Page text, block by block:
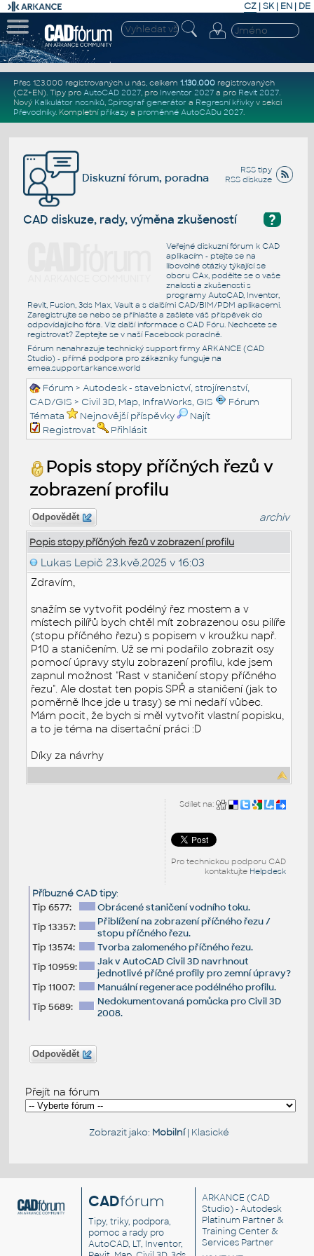
CZ | SK| EN | DE
Přes 123.000 registrovaných u nás, celkem 1.130.000registrovaných
(CZ+EN). Tipy pro AutoCAD 2027, pro Inventor 2027a pro Revit 2027.
Nový Kalkulátor nosníků, Spirograf generátor a Regresní křivkyv sekci
Převodníky. Kompletní příkazya proměnné AutoCADu 2027.
RSS tipy
RSS diskuze
Diskuzní fórum, poradna
?
CAD diskuze, rady, výměna zkušeností
Veřejné diskuzní fórum k CAD
aplikacím - ptejte se na
libovolné otázky týkající se
oboru CAx, podělte se o vaše
znalosti a zkušenosti s
programy AutoCAD, Inventor,
Revit, Fusion, 3ds Max, Vault a s dalšími CAD/BIM/PDM aplikacemi.
Zaregistrujte se nebo se přihlašte a zašlete váš příspěvek do
odpovídajícího fóra. Viz další informace o CAD Fóru. Nechcete se
registrovat? Zeptejte se v naší Facebook poradně.
Fórum nenahrazuje technický support firmy ARKANCE (CAD
Studio) - přímá podpora pro zákazníky funguje na
emea.support.arkance.world
Fórum >Autodesk - stavebnictví, strojírenství,
CAD/GIS > Civil 3D, Map, InfraWorks, GIS
Fórum
Témata
Nejnovější příspěvky
Najít
Registrovat
Přihlásit
Popis stopy příčných řezů v
zobrazení profilu
Odpovědět archiv
Popis stopy příčných řezů v zobrazení profilu
Lukas Lepič 23.kvě.2025 v 16:03
Zdravím,
snažím se vytvořit podélný řez mostem a v
místech pilířů bych chtěl mít zobrazenou osu pilíře
(stopu příčného řezu) s popisem v kroužku např.
P10 a staničením. Už se mi podařilo zobrazit osy
pomocí úpravy stylu zobrazení profilu, kde jsem
zapnul možnost "Rast v staničení stopy příčného
řezu". Ale dostat ten popis SPŘ a staničení (jak to
poměrně lhce jde u trasy) se mi nedaří vůbec.
Mám pocit, že bych si měl vytvořit vlastní popisku,
a to je téma na disertační práci :D
Díky za návrhy
Sdílet na:
Pro technickou podporu CAD
kontaktujte Helpdesk
Příbuzné CAD tipy:
Tip 6577:
Obrácené staničení vodního toku.
Tip 13357:
Přiblížení na zobrazení příčného řezu /
stopu příčného řezu.
Tip 13574:
Tvorba zalomeného příčného řezu.
Tip 10959:
Jak v AutoCAD Civil 3D navrhnout
jednotlivé příčné profily pro zemní úpravy?
Tip 11007:
Manuální regenerace podélného profilu.
Tip 5689:
Nedokumentovaná pomůcka pro Civil 3D
2008.
Odpovědět
Přejít na fórum
Zobrazit jako: Mobilní| Klasické
CADfórum
Tipy, triky, podpora,
pomoc a rady pro
AutoCAD, LT, Inventor,
ARKANCE (CAD
Studio) - Autodesk
Platinum Partner &
Training Center &
Services Partner